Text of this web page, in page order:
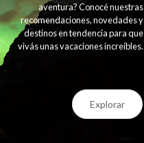
aventura? Conocé nuestras
recomendaciones, novedades y
destinos en tendencia para que
vivás unas vacaciones increíbles.
Explorar